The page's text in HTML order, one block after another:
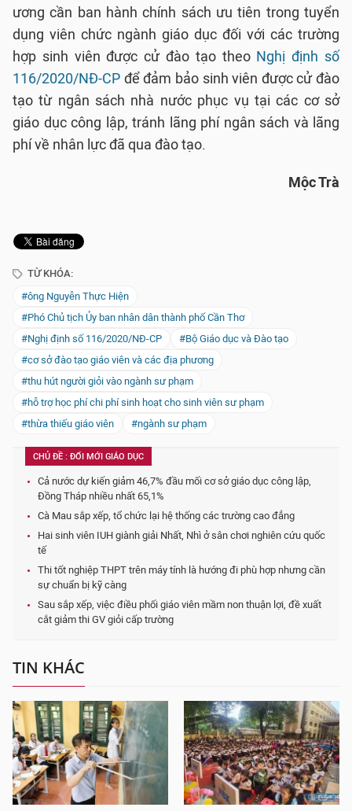
ương cần ban hành chính sách ưu tiên trong tuyển
dụng viên chức ngành giáo dục đối với các trường
hợp sinh viên được cử đào tạo theoNghị định số
116/2020/NĐ-CP để đảm bảo sinh viên được cử đào
tạo từ ngân sách nhà nước phục vụ tại các cơ sở
giáo dục công lập, tránh lãng phí ngân sách và lãng
phí về nhân lực đã qua đào tạo.
Mộc Trà
TỪ KHÓA:
#ông Nguyễn Thực Hiện
#Phó Chủ tịch Ủy ban nhân dân thành phố Cần Thơ
#Nghị định số 116/2020/NĐ-CP
#Bộ Giáo dục và Đào tạo
#cơ sở đào tạo giáo viên và các địa phương
#thu hút người giỏi vào ngành sư phạm
#hỗ trợ học phí chi phí sinh hoạt cho sinh viên sư phạm
#thừa thiếu giáo viên
#ngành sư phạm
CHỦ ĐỀ : ĐỔI MỚI GIÁO DỤC
Cả nước dự kiến giảm 46,7% đầu mối cơ sở giáo dục công lập,
Đồng Tháp nhiều nhất 65,1%
Cà Mau sắp xếp, tổ chức lại hệ thống các trường cao đẳng
Hai sinh viên IUH giành giải Nhất, Nhì ở sân chơi nghiên cứu quốc
tế
Thi tốt nghiệp THPT trên máy tính là hướng đi phù hợp nhưng cần
sự chuẩn bị kỹ càng
Sau sắp xếp, việc điều phối giáo viên mầm non thuận lợi, đề xuất
cắt giảm thi GV giỏi cấp trường
TIN KHÁC